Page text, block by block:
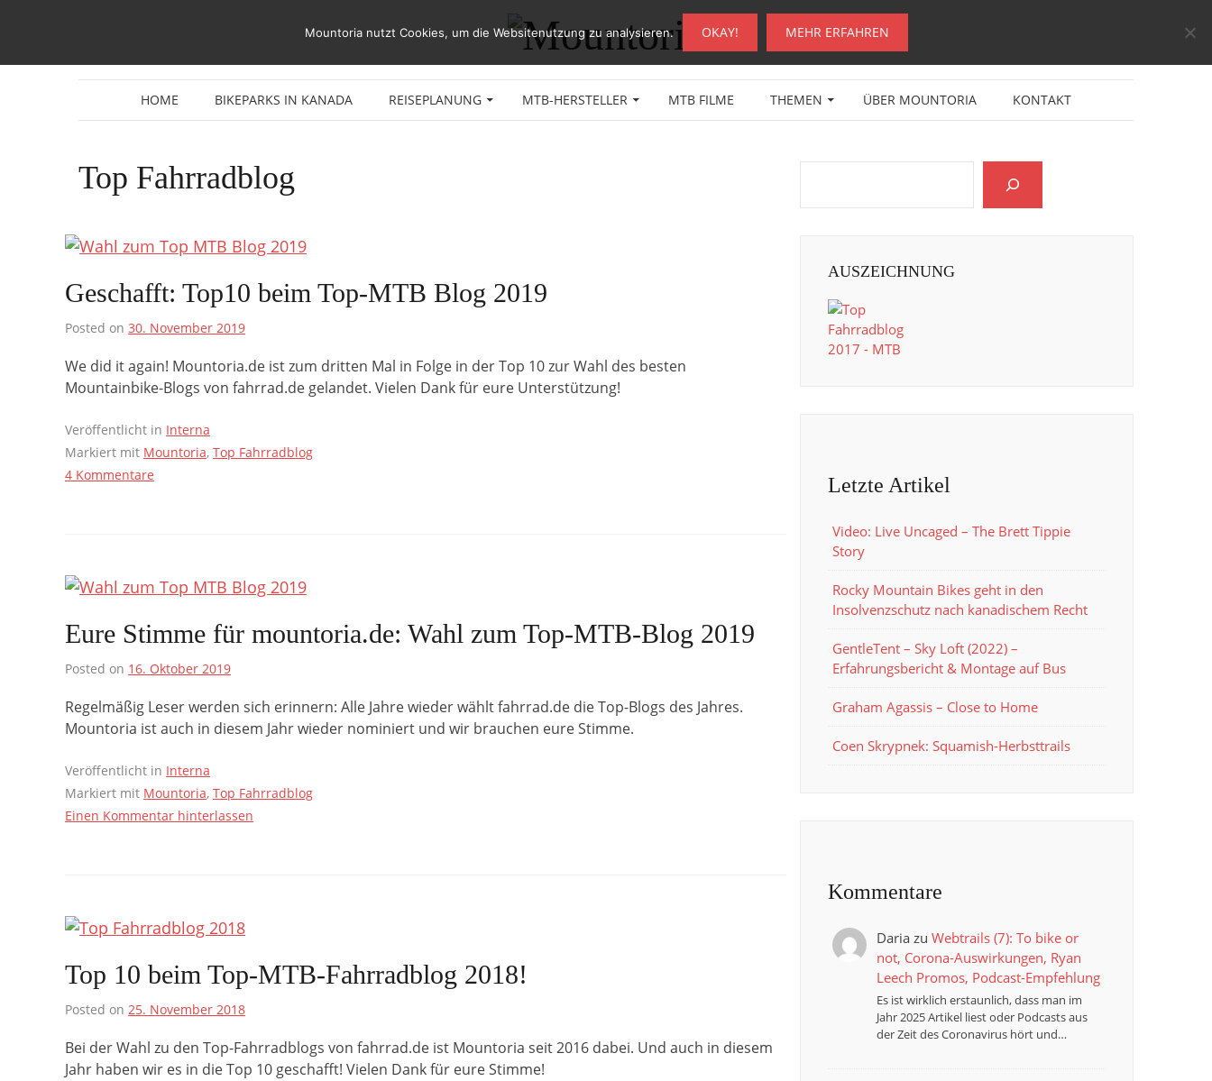
springen
HOME BIKEPARKS IN KANADA REISEPLANUNG MTB-HERSTELLER MTB FILME THEMEN ÜBER MOUNTORIA KONTAKT
Top Fahrradblog
Geschafft: Top10 beim Top-MTB Blog 2019
Posted on 30. November 2019
We did it again! Mountoria.de ist zum dritten Mal in Folge in der Top 10 zur Wahl des besten
Mountainbike-Blogs von fahrrad.de gelandet. Vielen Dank für eure Unterstützung!
Veröffentlicht in Interna
Markiert mit Mountoria, Top Fahrradblog
4 Kommentare
Eure Stimme für mountoria.de: Wahl zum Top-MTB-Blog 2019
Posted on 16. Oktober 2019
Regelmäßig Leser werden sich erinnern: Alle Jahre wieder wählt fahrrad.de die Top-Blogs des Jahres.
Mountoria ist auch in diesem Jahr wieder nominiert und wir brauchen eure Stimme.
Veröffentlicht in Interna
Markiert mit Mountoria, Top Fahrradblog
Einen Kommentar hinterlassen
Top 10 beim Top-MTB-Fahrradblog 2018!
Posted on 25. November 2018
Bei der Wahl zu den Top-Fahrradblogs von fahrrad.de ist Mountoria seit 2016 dabei. Und auch in diesem
Jahr haben wir es in die Top 10 geschafft! Vielen Dank für eure Stimme!
AUSZEICHNUNG
Letzte Artikel
Video: Live Uncaged – The Brett Tippie
Story
Rocky Mountain Bikes geht in den
Insolvenzschutz nach kanadischem Recht
GentleTent – Sky Loft (2022) –
Erfahrungsbericht & Montage auf Bus
Graham Agassis – Close to Home
Coen Skrypnek: Squamish-Herbsttrails
Kommentare
Dariazu Webtrails (7): To bike or
not, Corona-Auswirkungen, Ryan
Leech Promos, Podcast-Empfehlung
Es ist wirklich erstaunlich, dass man im
Jahr 2025 Artikel liest oder Podcasts aus
der Zeit des Coronavirus hört und…
Mountoria nutzt Cookies, um die Websitenutzung zu analysieren. OKAY! MEHR ERFAHREN